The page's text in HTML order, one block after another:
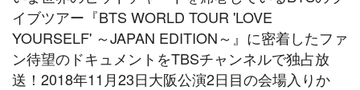
イブツアー『BTS WORLD TOUR 'LOVE
YOURSELF' ～JAPAN EDITION～』に密着したファ
ン待望のドキュメントをTBSチャンネルで独占放
送！2018年11月23日大阪公演2日目の会場入りか